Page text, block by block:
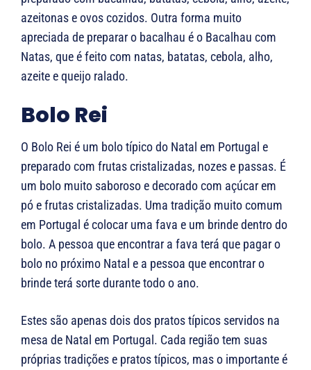
azeitonas e ovos cozidos. Outra forma muito
apreciada de preparar o bacalhau é o Bacalhau com
Natas, que é feito com natas, batatas, cebola, alho,
azeite e queijo ralado.
Bolo Rei
O Bolo Rei é um bolo típico do Natal em Portugal e
preparado com frutas cristalizadas, nozes e passas. É
um bolo muito saboroso e decorado com açúcar em
pó e frutas cristalizadas. Uma tradição muito comum
em Portugal é colocar uma fava e um brinde dentro do
bolo. A pessoa que encontrar a fava terá que pagar o
bolo no próximo Natal e a pessoa que encontrar o
brinde terá sorte durante todo o ano.
Estes são apenas dois dos pratos típicos servidos na
mesa de Natal em Portugal. Cada região tem suas
próprias tradições e pratos típicos, mas o importante é